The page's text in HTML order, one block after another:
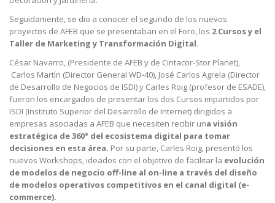
Seguidamente, se dio a conocer el segundo de los nuevos
proyectos de AFEB que se presentaban en el Foro, los 2 Cursos y el
Taller de Marketing y Transformación Digital.
César Navarro, (Presidente de AFEB y de Cintacor-Stor Planet),
Carlos Martín (Director General WD-40), José Carlos Agrela (Director
de Desarrollo de Negocios de ISDI) y Carles Roig (profesor de ESADE),
fueron los encargados de presentar los dos Cursos impartidos por
ISDI (Instituto Superior del Desarrollo de Internet) dirigidos a
empresas asociadas a AFEB que necesiten recibir una visión
estratégica de 360° del ecosistema digital para tomar
decisiones en esta área. Por su parte, Carles Roig, presentó los
nuevos Workshops, ideados con el objetivo de facilitar la evolución
de modelos de negocio off-line al on-line a través del diseño
de modelos operativos competitivos en el canal digital (e-
commerce).